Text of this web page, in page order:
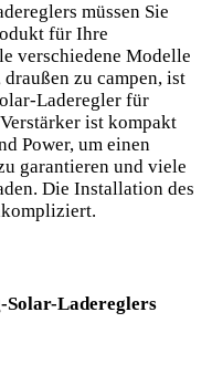
müssen Sie
für Ihre
verschiedene Modelle
zu campen, ist
Laderegler für
ist kompakt
Power, um einen
garantieren und viele
Die Installation des
Solar-Ladereglers